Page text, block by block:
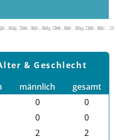
'23
Aug.. '23Dez.. '23Apr.. '24Aug.. '24Dez.. '24Apr.. '25Aug.. '25Dez.. '25Apr.. '26
& Geschlecht
männlich
gesamt
0
0
0
0
2
2